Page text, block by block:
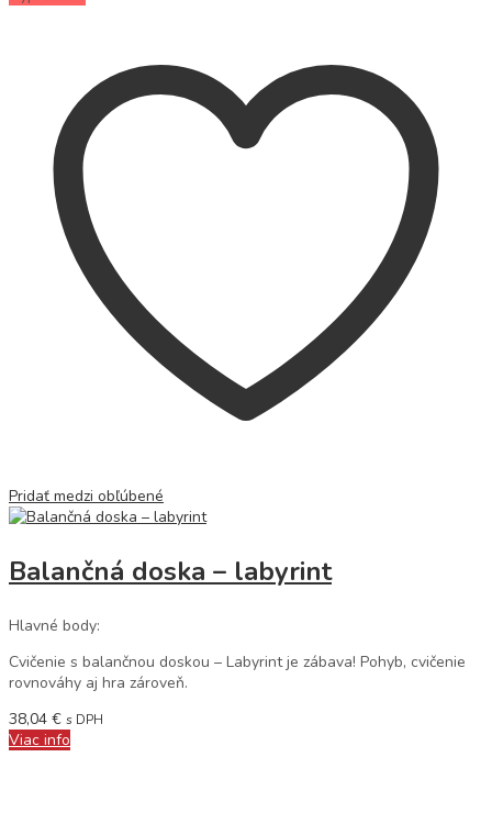
Pridať medzi obľúbené
Balančná doska – labyrint
Hlavné body:
Cvičenie s balančnou doskou – Labyrint je zábava! Pohyb, cvičenie
rovnováhy aj hra zároveň.
38,04 € s DPH
Viac info